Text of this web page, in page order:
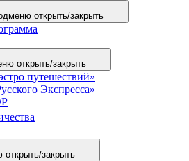
открыть/закрыть
открыть/закрыть
путешествий»
Экспресса»
закрыть